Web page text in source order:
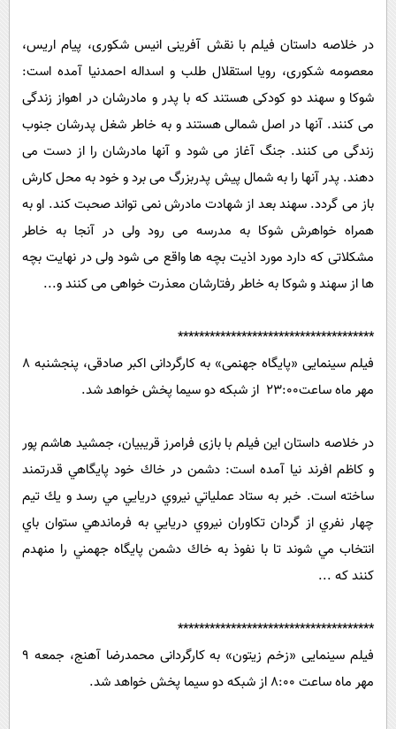
در خلاصه داستان فیلم با نقش آفرینی انیس شکوری، ‌پیام اریس،‌
معصومه شکوری، ‌رویا استقلال طلب و ‌اسداله احمدنیا آمده است:
شوکا و سهند دو کودکی هستند که با پدر و مادرشان در اهواز زندگی
می کنند. آنها در اصل شمالی هستند و به خاطر شغل پدرشان جنوب
زندگی می کنند. جنگ آغاز می شود و آنها مادرشان را از دست می
دهند. پدر آنها را به شمال پیش پدربزرگ می برد و خود به محل کارش
باز می گردد. سهند بعد از شهادت مادرش نمی تواند صحبت کند. او به
همراه خواهرش شوکا به مدرسه می رود ولی در آنجا به خاطر
مشکلاتی که دارد مورد اذیت بچه ها واقع می شود ولی در نهایت بچه
ها از سهند و شوکا به خاطر رفتارشان معذرت خواهی می کنند و...
*************************************
فیلم سینمایی «پایگاه جهنمی» به کارگردانی اکبر صادقی، پنجشنبه 8
مهر ماه ساعت23:00 از شبکه دو سیما پخش خواهد شد.
در خلاصه داستان این فیلم با بازی فرامرز قریبیان، جمشید هاشم پور
و کاظم افرند نیا آمده است: دشمن در خاك خود پايگاهي قدرتمند
ساخته است. خبر به ستاد عملياتي نيروي دريايي مي رسد و يك تيم
چهار نفري از گردان تكاوران نيروي دريايي به فرماندهي ستوان باي
انتخاب مي شوند تا با نفوذ به خاك دشمن پايگاه جهمني را منهدم
كنند که ...
*************************************
فیلم سینمایی «زخم زیتون» به کارگردانی محمدرضا آهنج، جمعه 9
مهر ماه ساعت 8:00 از شبکه دو سیما پخش خواهد شد.